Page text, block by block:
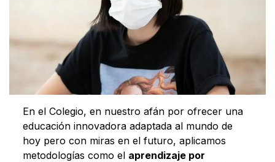
En el Colegio, en nuestro afán por ofrecer una
educación innovadora adaptada al mundo de
hoy pero con miras en el futuro, aplicamos
metodologías como el aprendizaje por